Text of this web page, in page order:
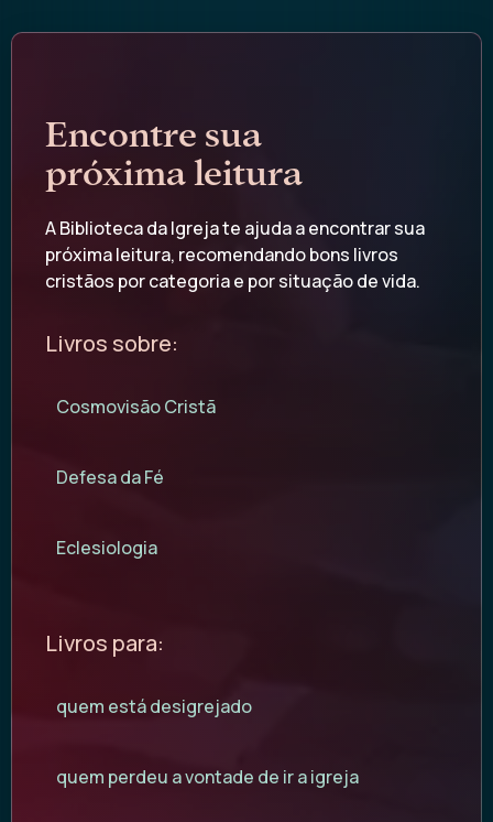
Encontre sua
próxima leitura
A Biblioteca da Igreja te ajuda a encontrar sua
próxima leitura, recomendando bons livros
cristãos por categoria e por situação de vida.
Livros sobre:
Cosmovisão Cristã
Defesa da Fé
Eclesiologia
Livros para:
quem está desigrejado
quem perdeu a vontade de ir a igreja